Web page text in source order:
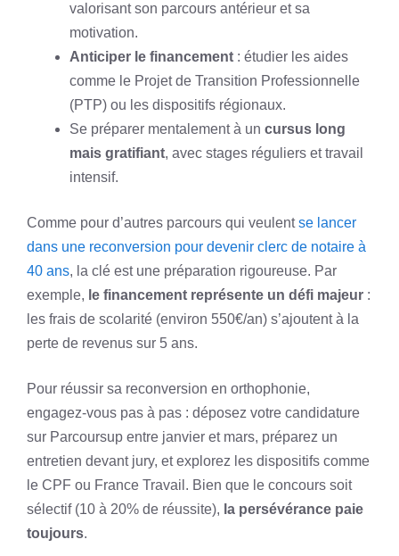
valorisant son parcours antérieur et sa
motivation.
Anticiper le financement : étudier les aides
comme le Projet de Transition Professionnelle
(PTP) ou les dispositifs régionaux.
Se préparer mentalement à un cursus long
mais gratifiant, avec stages réguliers et travail
intensif.
Comme pour d’autres parcours qui veulentse lancer
dans une reconversion pour devenir clerc de notaire à
40 ans, la clé est une préparation rigoureuse. Par
exemple, le financement représente un défi majeur :
les frais de scolarité (environ 550€/an) s’ajoutent à la
perte de revenus sur 5 ans.
Pour réussir sa reconversion en orthophonie,
engagez-vous pas à pas : déposez votre candidature
sur Parcoursup entre janvier et mars, préparez un
entretien devant jury, et explorez les dispositifs comme
le CPF ou France Travail. Bien que le concours soit
sélectif (10 à 20% de réussite), la persévérance paie
toujours.